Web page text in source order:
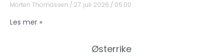
Morten Thomassen 27. juli 2026 05:00
Les mer »
Østerrike